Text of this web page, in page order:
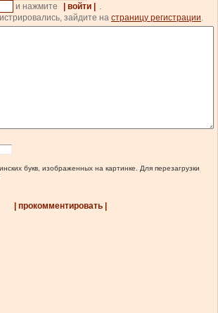
и нажмите
| войти |
.
зайдите на страницу регистрации.
букв, изображенных на картинке. Для перезагрузки
| прокомментировать |